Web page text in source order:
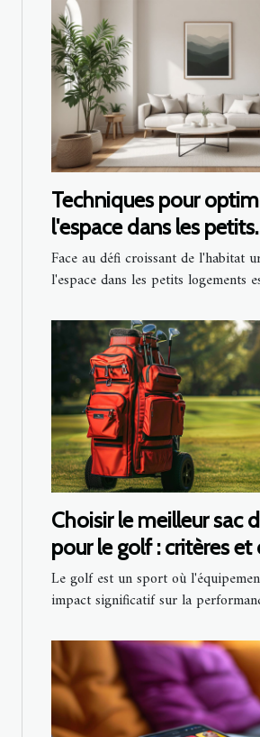
Techniques pour
l'espace dans les petits
logements
Face au défi croissant de l'habitat
l'espace dans les petits logements
Choisir le meilleur sac
pour le golf : critères et
Le golf est un sport où
impact significatif sur la